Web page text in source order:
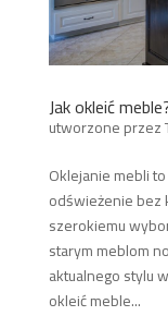
Jak okleić
utworzone przez
Oklejanie mebli
odświeżenie bez
szerokiemu
starym meblom
aktualnego stylu
okleić meble...